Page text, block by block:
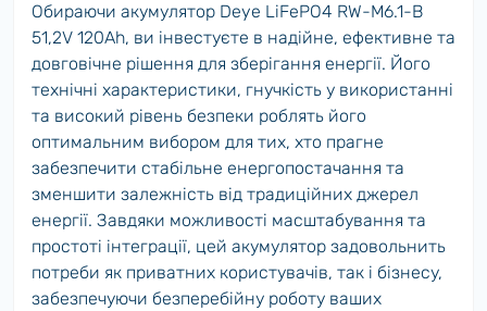
Обираючи акумулятор Deye LiFePO4 RW-M6.1-B
51,2V 120Ah, ви інвестуєте в надійне, ефективне та
довговічне рішення для зберігання енергії. Його
технічні характеристики, гнучкість у використанні
та високий рівень безпеки роблять його
оптимальним вибором для тих, хто прагне
забезпечити стабільне енергопостачання та
зменшити залежність від традиційних джерел
енергії. Завдяки можливості масштабування та
простоті інтеграції, цей акумулятор задовольнить
потреби як приватних користувачів, так і бізнесу,
забезпечуючи безперебійну роботу ваших